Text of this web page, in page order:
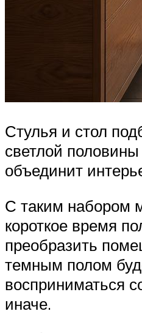
Стулья и стол
светлой половины
объединит
С таким набором
короткое время
преобразить
темным полом
восприниматься
иначе.